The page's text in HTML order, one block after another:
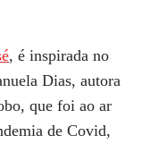
, é inspirada no
Dias, autora
que foi ao ar
de Covid,